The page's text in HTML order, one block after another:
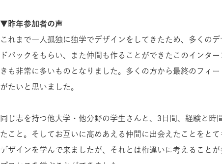
▼昨年参加者の声
これまで一人孤独に独学でデザインをしてきたため、多くの
ドバックをもらい、また仲間も作ることができたこのインタ
きも非常に多いものとなりました。多くの方から最終のフィ
がたいと思いました。
同じ志を持つ他大学・他分野の学生さんと、3日間、経験と時
たこと。そしてお互いに高めあえる仲間に出会えたことをと
デザインを学んで来ましたが、それとは桁違いに考えること